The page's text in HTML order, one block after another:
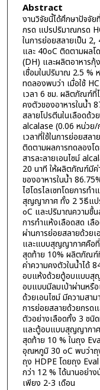
Abstract
งานวิจัยนี้ได้ศึกษาปัจจั
กรด แปรปริมาณกรด
ในการย่อยสลายเป็น
และ 40๐C ติดตามผลโ
(DH) และผลิตอาหารกุ้ง
เชื่อมในปริมาณ 2.5 %
ทดลองพบว่า เมื่อใช้
เวลา 6 ชม. ผลิตภัณฑ์ที่
คงตัวของอาหารในน้ำ
สลายโปรตีนในเลือดด้ว
alcalase (0.06 หน่วย/
เวลาที่ใช้ในการย่อยส
ติดตามผลการทดลองโ
สารละลายเอนไซม์
20 นาที ให้ผลิตภัณฑ์มี
ของอาหารในน้ำ
ไฮโดรไลเซทโดยการท
สุญญากาศ ทั้ง 2 วิธีแ
๐C และปริมาณความชื้น
การทำแห้งเลือดสด เลื
ผ่านการย่อยสลายด้วย
และแบบสุญญากาศคือ
สุดท้าย 10% ผลิตภัณฑ์ที่
ค่าความคงตัวในน้ำได้
อบแห้งด้วยตู้อบแบบสุ
อบแบบมีลมเป่าผ่านหรื
ด้วยเอนไซม์ มีความสาม
การย่อยสลายด้วยกรด
ตัวอย่างเลือดทั้ง 3 ชนิ
และตู้อบแบบสุญญากา
สุดท้าย 10 % ในถุง
อุณหภูมิ 30 ๐C พบว่าถุ
ถุง HDPE โดยถุง
กว่า 12 % ได้นานอย่า
เพียง 2-3 เดือน